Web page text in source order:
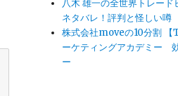
八木 雄一の全世界トレード
ネタバレ！評判と怪しい噂
株式会社moveの10分割 【
ーケティングアカデミー
ー